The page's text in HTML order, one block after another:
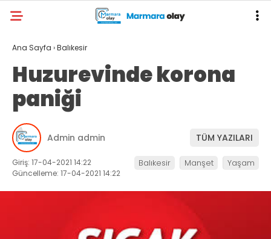
Ana Sayfa ›Balıkesir
Huzurevinde korona
paniği
Admin admin TÜM YAZILARI
Giriş: 17-04-2021 14:22
Güncelleme: 17-04-2021 14:22
Balıkesir Manşet Yaşam